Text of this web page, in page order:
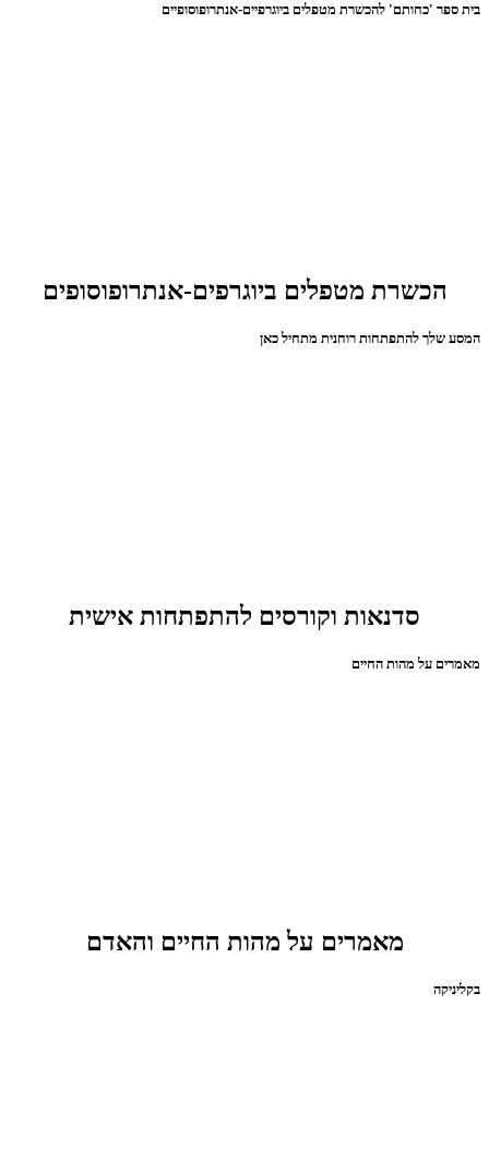
בית ספר 'כחותם' להכשרת מטפלים ביוגרפיים-אנתרופוסופיים
הכשרת מטפלים ביוגרפים-אנתרופוסופים
המסע שלך להתפתחות רוחנית מתחיל כאן
סדנאות וקורסים להתפתחות אישית
מאמרים על מהות החיים
מאמרים על מהות החיים והאדם
בקליניקה